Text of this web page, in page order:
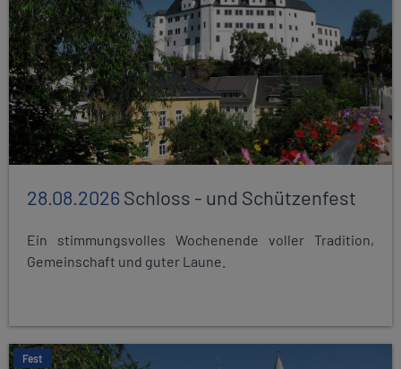
28.08.2026Schloss - und Schützenfest
Ein stimmungsvolles Wochenende voller Tradition,
Gemeinschaft und guter Laune.
Fest